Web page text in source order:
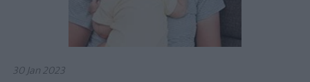
30 Jan 2023